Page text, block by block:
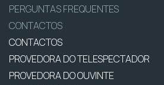
PERGUNTAS FREQUENTES
CONTACTOS
CONTACTOS
PROVEDORA DO TELESPECTADOR
PROVEDORA DO OUVINTE